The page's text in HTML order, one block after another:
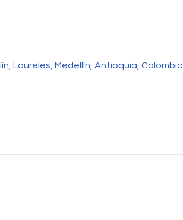
Laureles, Medellín, Antioquia, Colombia